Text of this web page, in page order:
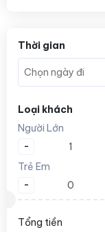
Thời gian
Loại khách
Người Lớn
-
Trẻ Em
-
Tổng tiền